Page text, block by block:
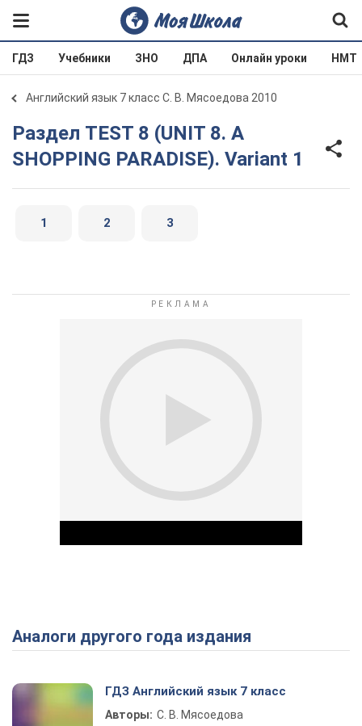
ГДЗ Учебники ЗНО ДПА Онлайн уроки НМТ
Английский язык 7 класс С. В. Мясоедова 2010
Раздел TEST 8 (UNIT 8. A
SHOPPING PARADISE). Variant 1
1 2 3
Play Video
Аналоги другого года издания
ГДЗ Английский язык 7 класс
Авторы: С. В. Мясоедова